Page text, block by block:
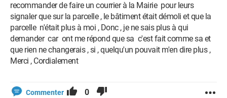
recommander de faire un courrier à la Mairie pour leurs
signaler que sur la parcelle , le bâtiment était démoli et que la
parcelle n'était plus à moi , Donc , je ne sais plus à qui
demander car ont me répond que sa c'est fait comme sa et
que rien ne changerais , si , quelqu'un pouvait m'en dire plus ,
Merci , Cordialement
Commenter 0